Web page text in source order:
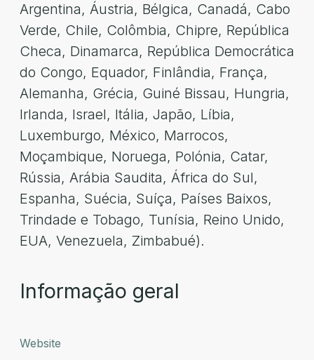
Argentina, Áustria, Bélgica, Canadá, Cabo
Verde, Chile, Colômbia, Chipre, República
Checa, Dinamarca, República Democrática
do Congo, Equador, Finlândia, França,
Alemanha, Grécia, Guiné Bissau, Hungria,
Irlanda, Israel, Itália, Japão, Líbia,
Luxemburgo, México, Marrocos,
Moçambique, Noruega, Polónia, Catar,
Rússia, Arábia Saudita, África do Sul,
Espanha, Suécia, Suíça, Países Baixos,
Trindade e Tobago, Tunísia, Reino Unido,
EUA, Venezuela, Zimbabué).
Informação geral
Website